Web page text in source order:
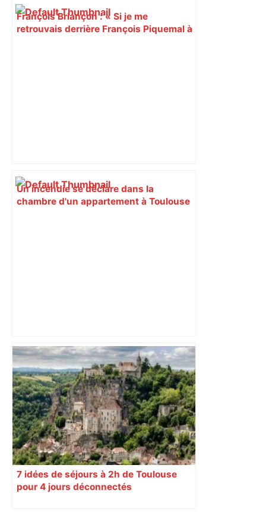
François Briançon : « Si je me
retrouvais derrière François Piquemal à
Un incendie se déclare dans la
chambre d'un appartement à Toulouse
Que faire à Toulouse cette semaine ?
L'agenda incontournable du 19 au 24
mai 2026 – Toulouseblog.fr
7 idées de séjours à 2h de Toulouse
pour 4 jours déconnectés